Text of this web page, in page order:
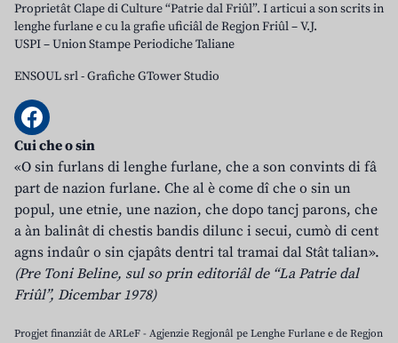
Proprietât Clape di Culture “Patrie dal Friûl”. I articui a son scrits in
lenghe furlane e cu la grafie uficiâl de Regjon Friûl – V.J.
USPI – Union Stampe Periodiche Taliane
ENSOUL srl-Grafiche GTower Studio
Cui che o sin
«O sin furlans di lenghe furlane, che a son convints di fâ
part de nazion furlane. Che al è come dî che o sin un
popul, une etnie, une nazion, che dopo tancj parons, che
a àn balinât di chestis bandis dilunc i secui, cumò di cent
agns indaûr o sin cjapâts dentri tal tramai dal Stât talian».
(Pre Toni Beline, sul so prin editoriâl de “La Patrie dal
Friûl”, Dicembar 1978)
Progjet finanziât de ARLeF - Agjenzie Regjonâl pe Lenghe Furlane e de Regjon